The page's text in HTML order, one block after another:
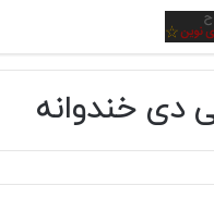
دی خندوانه